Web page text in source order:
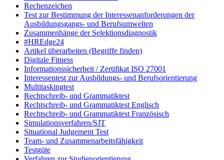
Rechenzeichen
Test zur Bestimmung der Interessenanforderungen der
Ausbildungsgangs- und Berufsumwelten
Zusammenhänge der Selektionsdiagnostik
#HREdge24
Artikel überarbeiten (Begriffe finden)
Digitale Fitness
Informationssicherheit / Zertifikat ISO 27001
Interessentest zur Ausbildungs- und Berufsorientierung
Multitaskingtest
Rechtschreib- und Grammatiktest
Rechtschreib- und Grammatiktest Englisch
Rechtschreib- und Grammatiktest Französisch
Simulationsverfahren/SJT
Situational Judgement Test
Team- und Zusammenarbeitsfähigkeit
Testgüte